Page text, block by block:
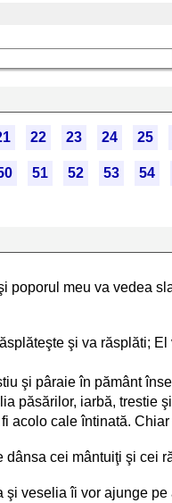
22 23 24 25
51 52 53 54
poporul meu va vedea
şi va răsplăti;
şi pâraie în pământ
păsărilor, iarbă, trestie
acolo cale întinată.
cei mântuiţi şi cei
veselia îi vor ajunge